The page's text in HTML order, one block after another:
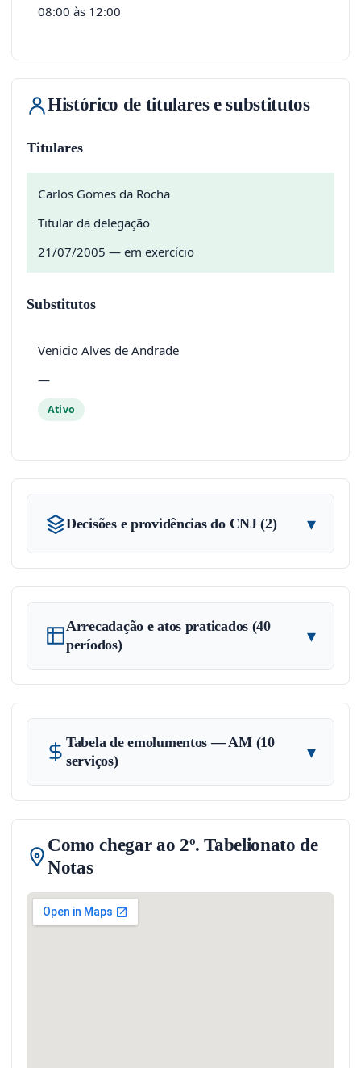
08:00 às 12:00
Histórico de titulares e substitutos
Titulares
Carlos Gomes da Rocha
Titular da delegação
21/07/2005 — em exercício
Substitutos
Venicio Alves de Andrade
—
Ativo
Decisões e providências do CNJ (2) ▾
Arrecadação e atos praticados (40
períodos)
▾
Tabela de emolumentos — AM (10
serviços)
▾
Como chegar ao 2º. Tabelionato de
Notas